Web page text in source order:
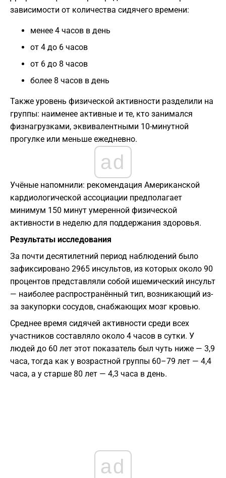
зависимости от количества сидячего времени:
менее 4 часов в день
от 4 до 6 часов
от 6 до 8 часов
более 8 часов в день
Также уровень физической активности разделили на
группы: наименее активные и те, кто занимался
физнагрузками, эквивалентными 10-минутной
прогулке или меньше ежедневно.
ad
Учёные напомнили: рекомендация Американской
кардиологической ассоциации предполагает
минимум 150 минут умеренной физической
активности в неделю для поддержания здоровья.
Результаты исследования
За почти десятилетний период наблюдений было
зафиксировано 2965 инсультов, из которых около 90
процентов представляли собой ишемический инсульт
— наиболее распространённый тип, возникающий из-
за закупорки сосудов, снабжающих мозг кровью.
Среднее время сидячей активности среди всех
участников составляло около 4 часов в сутки. У
людей до 60 лет этот показатель был чуть ниже — 3,9
часа, тогда как у возрастной группы 60–79 лет — 4,4
часа, а у старше 80 лет — 4,3 часа в день.
ad